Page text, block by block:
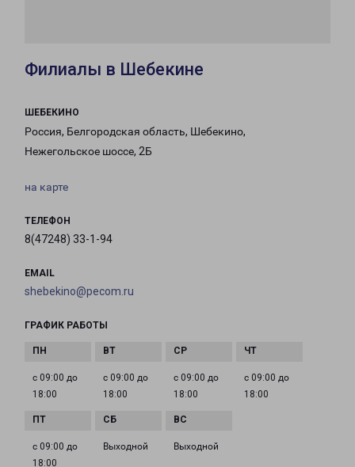
Филиалы в Шебекине
ШЕБЕКИНО
Россия, Белгородская область, Шебекино,
Нежегольское шоссе, 2Б
на карте
ТЕЛЕФОН
8(47248) 33-1-94
EMAIL
shebekino@pecom.ru
ГРАФИК РАБОТЫ
с 09:00 до
18:00
с 09:00 до
18:00
с 09:00 до
18:00
с 09:00 до
18:00
с 09:00 до
18:00
Выходной Выходной